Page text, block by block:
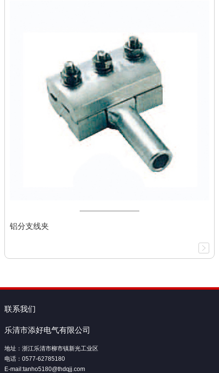
铝分支线夹
联系我们
乐清市添好电气有限公司
地址：浙江乐清市柳市镇新光工业区
电话：0577-62785180
E-mail:tanho5180@thdqjj.com